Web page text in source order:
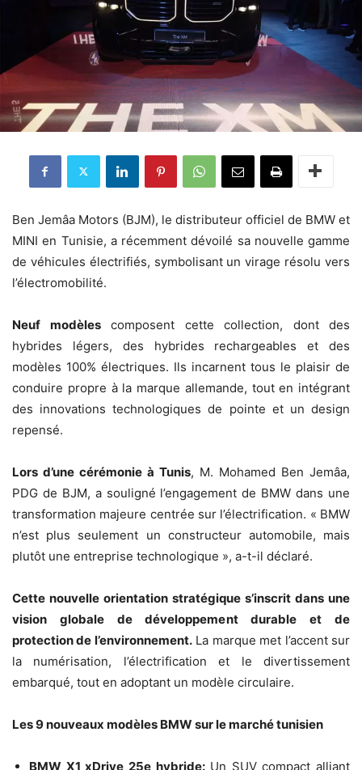
Ben Jemâa Motors (BJM), le distributeur officiel de BMW et
MINI en Tunisie, a récemment dévoilé sa nouvelle gamme
de véhicules électrifiés, symbolisant un virage résolu vers
l’électromobilité.
Neuf modèlescomposent cette collection, dont des
hybrides légers, des hybrides rechargeables et des
modèles 100% électriques. Ils incarnent tous le plaisir de
conduire propre à la marque allemande, tout en intégrant
des innovations technologiques de pointe et un design
repensé.
Lors d’une cérémonie à Tunis, M. Mohamed Ben Jemâa,
PDG de BJM, a souligné l’engagement de BMW dans une
transformation majeure centrée sur l’électrification. « BMW
n’est plus seulement un constructeur automobile, mais
plutôt une entreprise technologique », a-t-il déclaré.
Cette nouvelle orientation stratégique s’inscrit dans une
vision globale de développement durable et de
protection de l’environnement.La marque met l’accent sur
la numérisation, l’électrification et le divertissement
embarqué, tout en adoptant un modèle circulaire.
Les 9 nouveaux modèles BMW sur le marché tunisien
BMW X1 xDrive 25e hybride:Un SUV compact alliant